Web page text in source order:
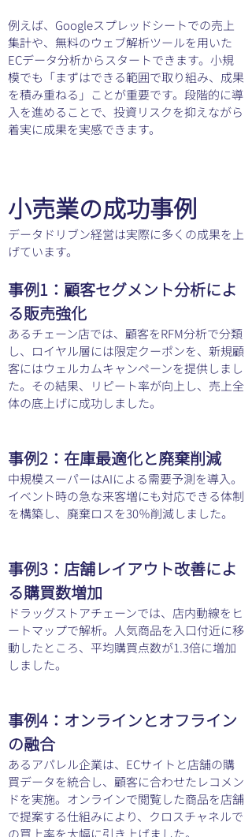
例えば、Googleスプレッドシートでの売上
集計や、無料のウェブ解析ツールを用いた
ECデータ分析からスタートできます。小規
模でも「まずはできる範囲で取り組み、成果
を積み重ねる」ことが重要です。段階的に導
入を進めることで、投資リスクを抑えながら
着実に成果を実感できます。
小売業の成功事例
データドリブン経営は実際に多くの成果を上
げています。
事例1：顧客セグメント分析によ
る販売強化
あるチェーン店では、顧客をRFM分析で分類
し、ロイヤル層には限定クーポンを、新規顧
客にはウェルカムキャンペーンを提供しまし
た。その結果、リピート率が向上し、売上全
体の底上げに成功しました。
事例2：在庫最適化と廃棄削減
中規模スーパーはAIによる需要予測を導入。
イベント時の急な来客増にも対応できる体制
を構築し、廃棄ロスを30％削減しました。
事例3：店舗レイアウト改善によ
る購買数増加
ドラッグストアチェーンでは、店内動線をヒ
ートマップで解析。人気商品を入口付近に移
動したところ、平均購買点数が1.3倍に増加
しました。
事例4：オンラインとオフライン
の融合
あるアパレル企業は、ECサイトと店舗の購
買データを統合し、顧客に合わせたレコメン
ドを実施。オンラインで閲覧した商品を店舗
で提案する仕組みにより、クロスチャネルで
の買上率を大幅に引き上げました。